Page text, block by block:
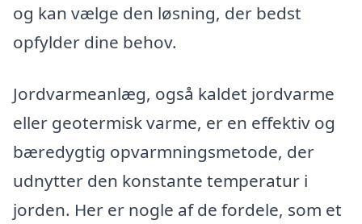
og kan vælge den løsning, der bedst
opfylder dine behov.
Jordvarmeanlæg, også kaldet jordvarme
eller geotermisk varme, er en effektiv og
bæredygtig opvarmningsmetode, der
udnytter den konstante temperatur i
jorden. Her er nogle af de fordele, som et